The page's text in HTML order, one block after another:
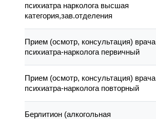
психиатра нарколога высшая
категория,зав.отделения
Прием (осмотр, консультация) врача
психиатра-нарколога первичный
Прием (осмотр, консультация) врача
психиатра-нарколога повторный
Берлитион (алкогольная